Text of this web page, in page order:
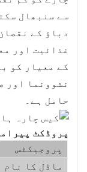
سے سنبھال
دباؤ کے
غذائیت اور
کے معیار کو
نشوونما اور
حامل ہے۔
پروڈکٹ
پروجیکٹس
ماڈل کا نام